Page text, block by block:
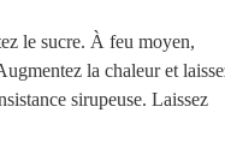
le sucre. À feu moyen,
la chaleur et
sirupeuse. Laissez